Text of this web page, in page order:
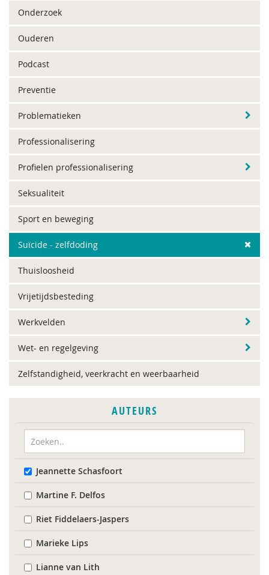
Onderzoek
Ouderen
Podcast
Preventie
Problematieken
Professionalisering
Profielen professionalisering
Seksualiteit
Sport en beweging
Suïcide - zelfdoding
Thuisloosheid
Vrijetijdsbesteding
Werkvelden
Wet- en regelgeving
Zelfstandigheid, veerkracht en weerbaarheid
AUTEURS
Jeannette Schasfoort
Martine F. Delfos
Riet Fiddelaers-Jaspers
Marieke Lips
Lianne van Lith